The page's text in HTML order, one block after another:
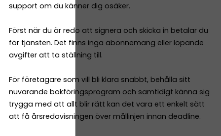
support om du känner dig osäker.
Först när du är redo att signera och skicka in betalar du
för tjänsten. Det finns inga abonnemang eller löpande
avgifter att ta ställning till.
För företagare som vill bli klara snabbt, behålla sitt
nuvarande bokföringsprogram och samtidigt känna sig
trygga med att allt blir rätt kan det vara ett enkelt sätt
att få årsredovisningen över mållinjen innan deadline.